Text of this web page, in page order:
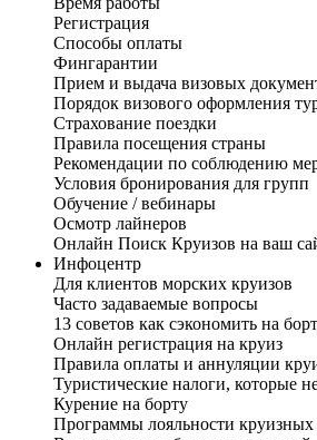
Регистрация
Способы оплаты
Фингарантии
Прием и выдача визовых
Порядок визового оформления
Страхование поездки
Правила посещения страны
Рекомендации по соблюдению
Условия бронирования для групп
Обучение / вебинары
Осмотр лайнеров
Онлайн Поиск Круизов на ваш
Инфоцентр
Для клиентов морских круизов
Часто задаваемые вопросы
13 советов как сэкономить на
Онлайн регистрация на круиз
Правила оплаты и аннуляции
Туристические налоги, которые
Курение на борту
Программы лояльности